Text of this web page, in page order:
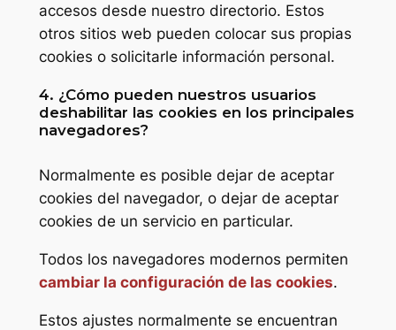
accesos desde nuestro directorio. Estos
otros sitios web pueden colocar sus propias
cookies o solicitarle información personal.
4. ¿Cómo pueden nuestros usuarios
deshabilitar las cookies en los principales
navegadores?
Normalmente es posible dejar de aceptar
cookies del navegador, o dejar de aceptar
cookies de un servicio en particular.
Todos los navegadores modernos permiten
cambiar la configuración de las cookies.
Estos ajustes normalmente se encuentran